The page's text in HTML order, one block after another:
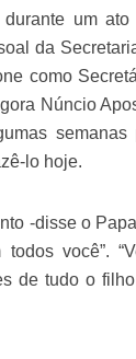
durante um
da
como
Núncio
lo hoje.
-disse o
todos você”.
de tudo o